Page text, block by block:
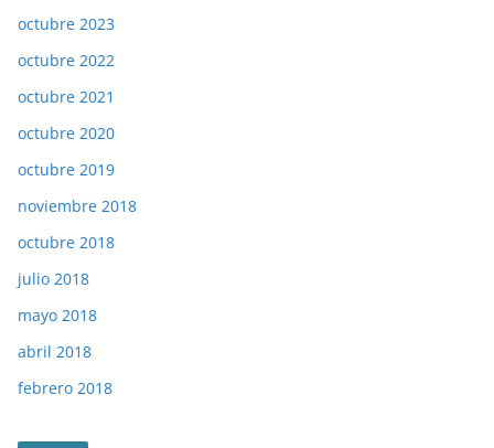
octubre 2023
octubre 2022
octubre 2021
octubre 2020
octubre 2019
noviembre 2018
octubre 2018
julio 2018
mayo 2018
abril 2018
febrero 2018